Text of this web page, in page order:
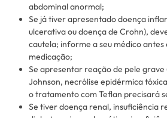
abdominal anormal;
Se já tiver apresentado doença
ulcerativa ou doença de Crohn),
cautela; informe a seu médico
medicação;
Se apresentar reação de pele grave
Johnson, necrólise epidérmica
o tratamento com Teflan precisará
Se tiver doença renal, insuficiência